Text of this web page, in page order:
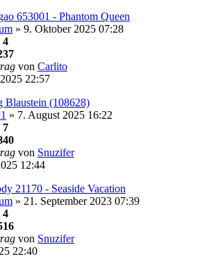
653001 - Phantom Queen
» 9. Oktober 2025 07:28
4
von Carlito
22:57
(108628)
» 7. August 2025 16:22
7
von Snuzifer
12:44
21170 - Seaside Vacation
» 21. September 2023 07:39
4
von Snuzifer
22:40